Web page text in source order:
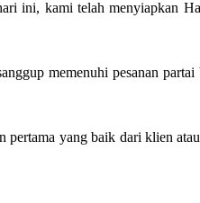
ini, kami telah menyiapkan
memenuhi pesanan partai
yang baik dari klien